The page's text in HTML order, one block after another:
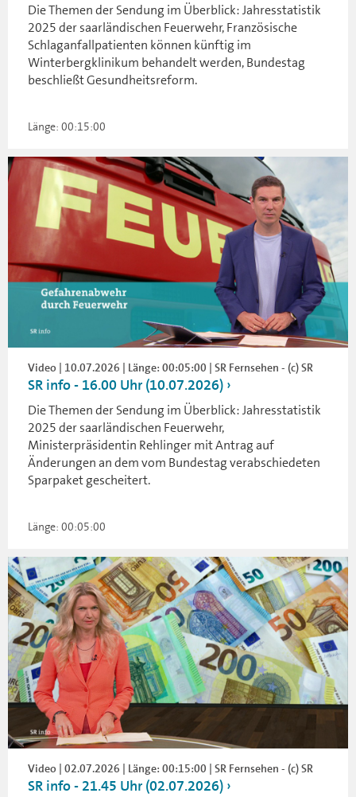
Die Themen der Sendung im Überblick: Jahresstatistik
2025 der saarländischen Feuerwehr, Französische
Schlaganfallpatienten können künftig im
Winterbergklinikum behandelt werden, Bundestag
beschließt Gesundheitsreform.
Länge: 00:15:00
Video | 10.07.2026 | Länge: 00:05:00 | SR Fernsehen - (c) SR
SR info - 16.00 Uhr (10.07.2026)
Die Themen der Sendung im Überblick: Jahresstatistik
2025 der saarländischen Feuerwehr,
Ministerpräsidentin Rehlinger mit Antrag auf
Änderungen an dem vom Bundestag verabschiedeten
Sparpaket gescheitert.
Länge: 00:05:00
Video | 02.07.2026 | Länge: 00:15:00 | SR Fernsehen - (c) SR
SR info - 21.45 Uhr (02.07.2026)